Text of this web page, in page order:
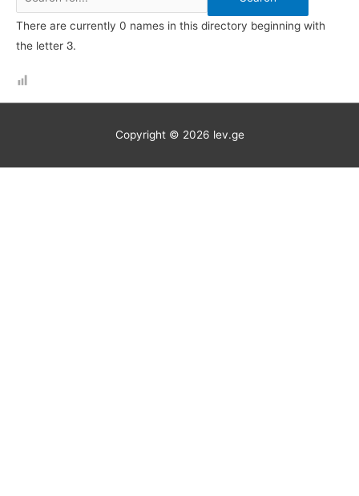
There are currently 0 names in this directory beginning with
the letter Ვ.
Copyright © 2026 lev.ge